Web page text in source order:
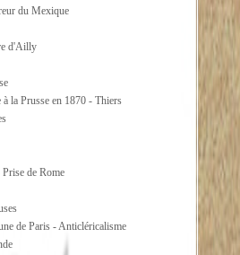
du Mexique
d'Ailly
la Prusse en 1870 - Thiers
de Rome
de Paris - Anticléricalisme